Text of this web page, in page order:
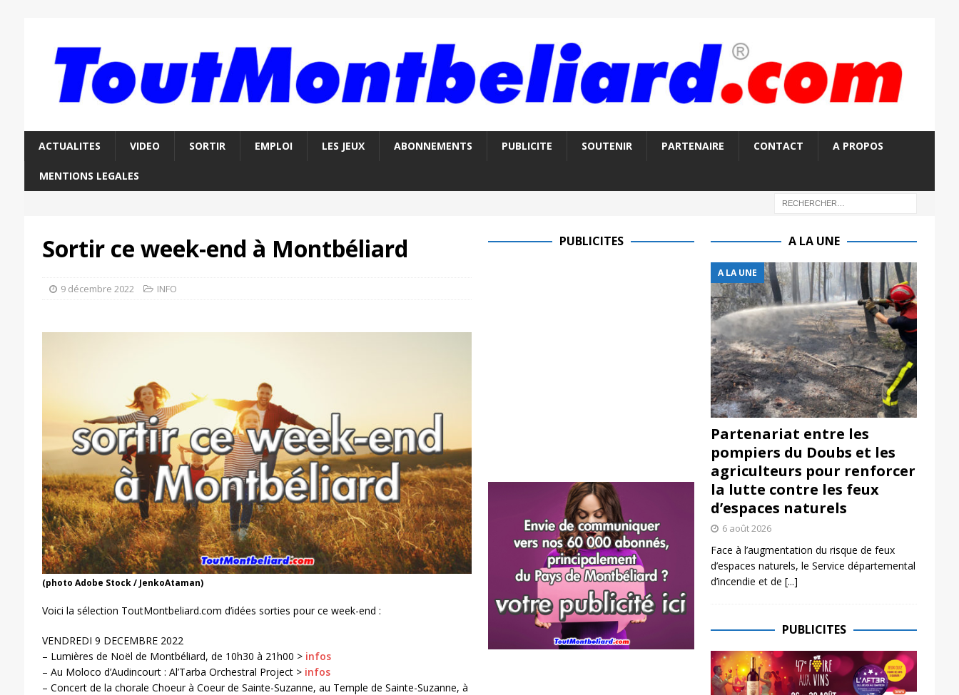
ACTUALITES VIDEO SORTIR EMPLOI LES JEUX ABONNEMENTS PUBLICITE SOUTENIR PARTENAIRE CONTACT A PROPOS
MENTIONS LEGALES
Sortir ce week-end à Montbéliard
9 décembre 2022 INFO
(photo Adobe Stock / JenkoAtaman)
Voici la sélection ToutMontbeliard.com d’idées sorties pour ce week-end :
VENDREDI 9 DECEMBRE 2022
– Lumières de Noël de Montbéliard, de 10h30 à 21h00 > infos
– Au Moloco d’Audincourt : Al’Tarba Orchestral Project > infos
– Concert de la chorale Choeur à Coeur de Sainte-Suzanne, au Temple de Sainte-Suzanne, à
PUBLICITES A LA UNE
A LA UNE
Partenariat entre les
pompiers du Doubs et les
agriculteurs pour renforcer
la lutte contre les feux
d’espaces naturels
6 août 2026
Face à l’augmentation du risque de feux
d’espaces naturels, le Service départemental
d’incendie et de [...]
PUBLICITES